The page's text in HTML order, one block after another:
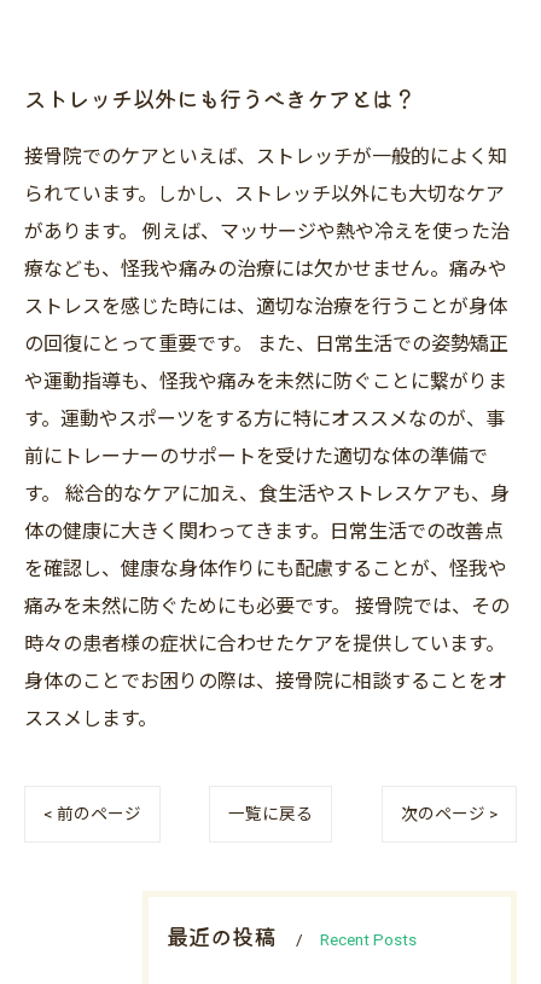
ストレッチ以外にも行うべきケアとは？
接骨院でのケアといえば、ストレッチが一般的によく知
られています。しかし、ストレッチ以外にも大切なケア
があります。 例えば、マッサージや熱や冷えを使った治
療なども、怪我や痛みの治療には欠かせません。痛みや
ストレスを感じた時には、適切な治療を行うことが身体
の回復にとって重要です。 また、日常生活での姿勢矯正
や運動指導も、怪我や痛みを未然に防ぐことに繋がりま
す。運動やスポーツをする方に特にオススメなのが、事
前にトレーナーのサポートを受けた適切な体の準備で
す。 総合的なケアに加え、食生活やストレスケアも、身
体の健康に大きく関わってきます。日常生活での改善点
を確認し、健康な身体作りにも配慮することが、怪我や
痛みを未然に防ぐためにも必要です。 接骨院では、その
時々の患者様の症状に合わせたケアを提供しています。
身体のことでお困りの際は、接骨院に相談することをオ
ススメします。
< 前のページ 一覧に戻る 次のページ >
最近の投稿 Recent Posts